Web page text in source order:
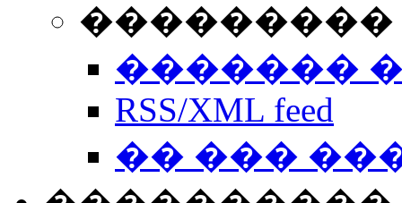
���������
�������
RSS/XML feed
�� ���